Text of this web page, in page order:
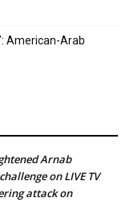
American-Arab
Arnab
on LIVE TV
attack on